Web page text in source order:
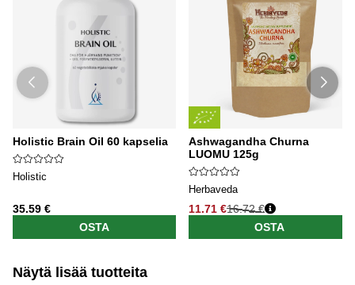
Holistic Brain Oil 60 kapselia
Holistic
35.59 €
OSTA
Ashwagandha Churna
LUOMU 125g
Herbaveda
11.71 €16.72 €
OSTA
Näytä lisää tuotteita